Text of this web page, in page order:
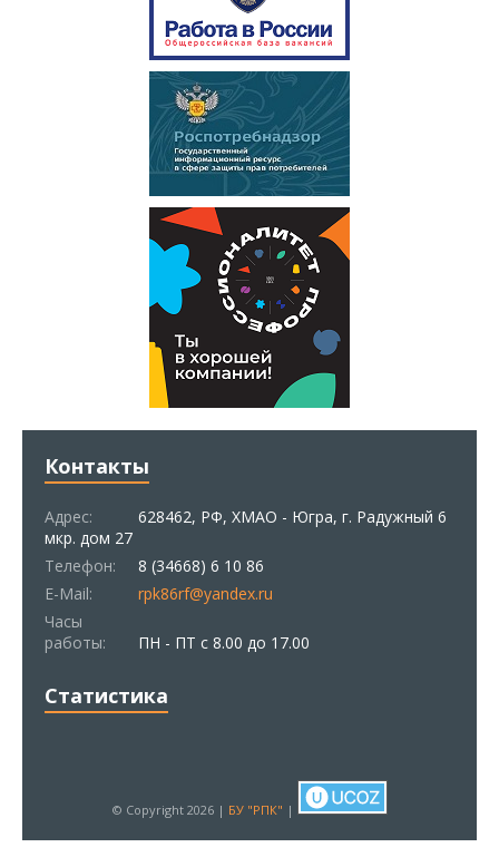
Контакты
Адрес:
628462, РФ, ХМАО - Югра, г. Радужный 6
мкр. дом 27
Телефон:
8 (34668) 6 10 86
E-Mail:
rpk86rf@yandex.ru
Часы
работы:
ПН - ПТ с 8.00 до 17.00
Статистика
© Copyright 2026 | БУ "РПК" |